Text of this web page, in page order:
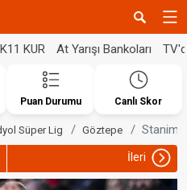
KUR At Yarışı Bankoları
Puan Durumu Canlı Skor
Süper Lig Göztepe
İleri